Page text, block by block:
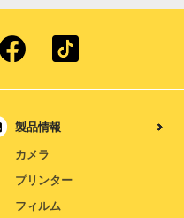
製品情報
カメラ
プリンター
フィルム